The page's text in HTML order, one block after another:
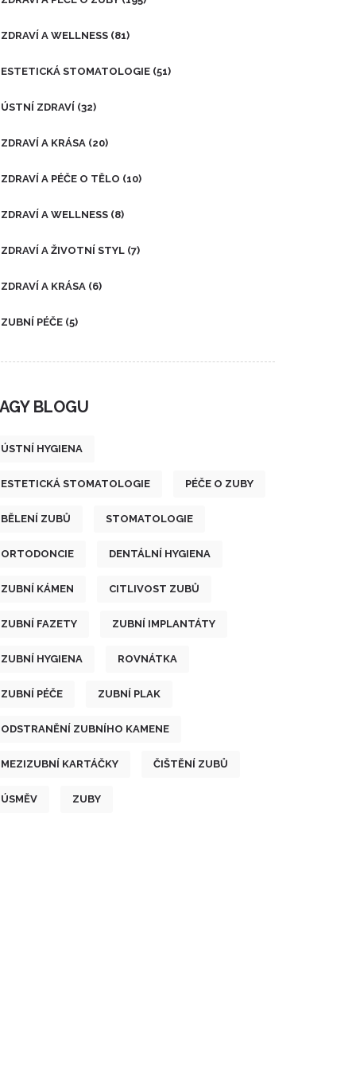
ZDRAVÍ A WELLNESS (81)
ESTETICKÁ STOMATOLOGIE (51)
ÚSTNÍ ZDRAVÍ (32)
ZDRAVÍ A KRÁSA (20)
ZDRAVÍ A PÉČE O TĚLO (10)
ZDRAVÍ A WELLNESS (8)
ZDRAVÍ A ŽIVOTNÍ STYL (7)
ZDRAVÍ A KRÁSA (6)
ZUBNÍ PÉČE (5)
BLOGU
ÚSTNÍ HYGIENA
ESTETICKÁ STOMATOLOGIE PÉČE O ZUBY
BĚLENÍ ZUBŮ STOMATOLOGIE
ORTODONCIE DENTÁLNÍ HYGIENA
ZUBNÍ KÁMEN CITLIVOST ZUBŮ
ZUBNÍ FAZETY ZUBNÍ IMPLANTÁTY
ZUBNÍ HYGIENA ROVNÁTKA
ZUBNÍ PÉČE ZUBNÍ PLAK
ODSTRANĚNÍ ZUBNÍHO KAMENE
MEZIZUBNÍ KARTÁČKY ČIŠTĚNÍ ZUBŮ
ÚSMĚV ZUBY